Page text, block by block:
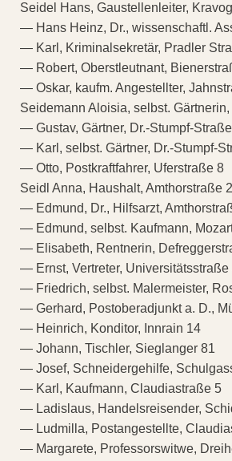
Seidel Hans, Gaustellenleiter,
— Hans Heinz, Dr., wissenschaftl.
— Karl, Kriminalsekretär, Pradler
— Robert, Oberstleutnant,
— Oskar, kaufm. Angestellter,
Seidemann Aloisia, selbst.
— Gustav, Gärtner, Dr.-Stumpf-
— Karl, selbst. Gärtner, Dr.-Stumpf-
— Otto, Postkraftfahrer, Uferstraße 8
Seidl Anna, Haushalt, Amthorstraße
— Edmund, Dr., Hilfsarzt,
— Edmund, selbst. Kaufmann,
— Elisabeth, Rentnerin,
— Ernst, Vertreter, Universitätsstraße
— Friedrich, selbst. Malermeister,
— Gerhard, Postoberadjunkt a. D.,
— Heinrich, Konditor, Innrain 14
— Johann, Tischler, Sieglanger 81
— Josef, Schneidergehilfe,
— Karl, Kaufmann, Claudiastraße 5
— Ladislaus, Handelsreisender,
— Ludmilla, Postangestellte,
— Margarete, Professorswitwe,